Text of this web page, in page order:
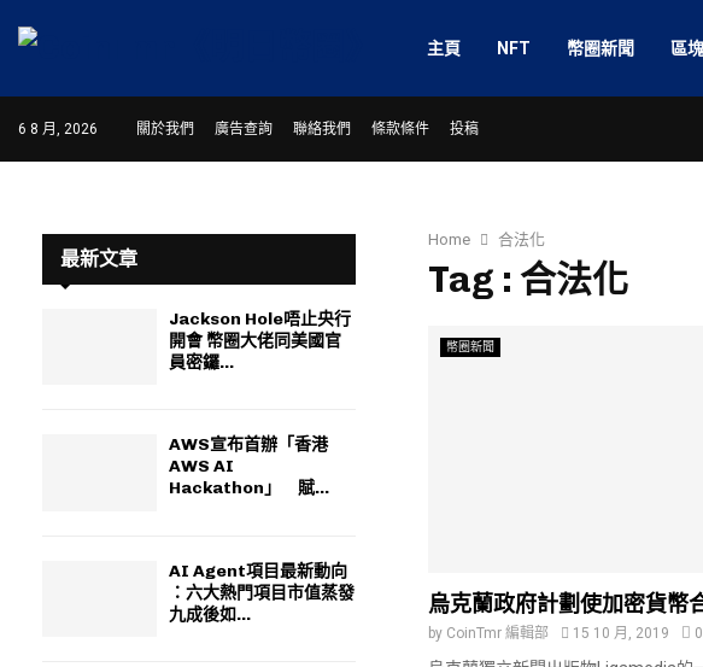
主頁 NFT 幣圈新聞 區
6 8 月, 2026 關於我們 廣告查詢 聯絡我們 條款條件 投稿
Home 合法化
Tag : 合法化
幣圈新聞
烏克蘭政府計劃使加密貨幣
by CoinTmr 編輯部 15 10 月, 2019 0
最新文章
Jackson Hole唔止央行
開會 幣圈大佬同美國官
員密鑼...
AWS宣布首辦「香港
AWS AI
Hackathon」 賦...
AI Agent項目最新動向
：六大熱門項目市值蒸發
九成後如...